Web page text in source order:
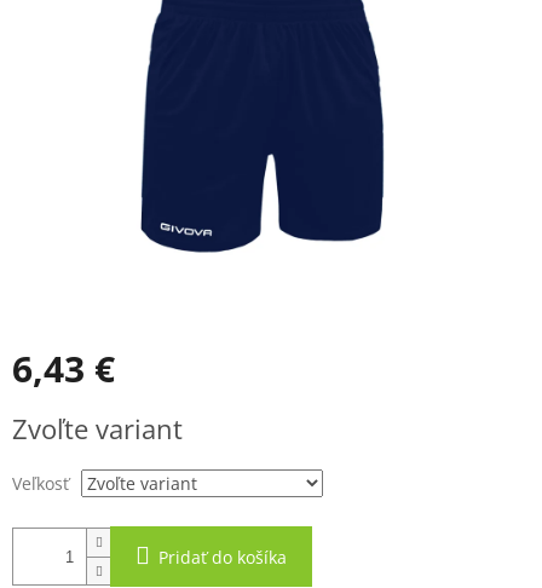
6,43 €
cena:
Zvoľte variant
Veľkosť
Pridať do košíka